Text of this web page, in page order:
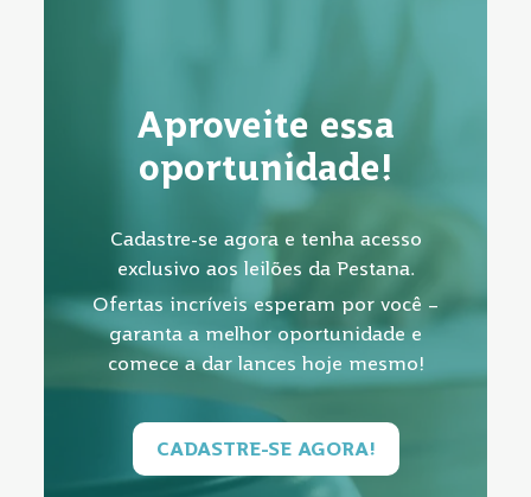
Aproveite essa
oportunidade!
Cadastre-se agora e tenha acesso
exclusivo aos leilões da Pestana.
Ofertas incríveis esperam por você –
garanta a melhor oportunidade e
comece a dar lances hoje mesmo!
CADASTRE-SE AGORA!